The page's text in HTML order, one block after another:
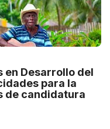
en Desarrollo del
para la
de candidatura